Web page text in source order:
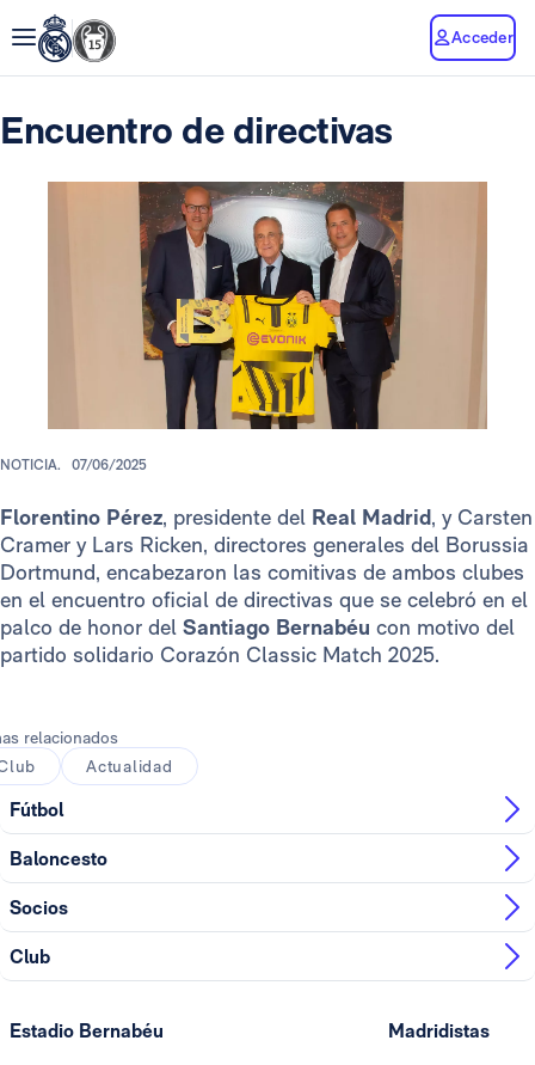
Acceder
Encuentro de directivas
NOTICIA. 07/06/2025
Florentino Pérez, presidente del Real Madrid, y Carsten
Cramer y Lars Ricken, directores generales del Borussia
Dortmund, encabezaron las comitivas de ambos clubes
en el encuentro oficial de directivas que se celebró en el
palco de honor del Santiago Bernabéu con motivo del
partido solidario Corazón Classic Match 2025.
relacionados
Actualidad
Fútbol
Baloncesto
Socios
Club
Estadio Bernabéu Madridistas